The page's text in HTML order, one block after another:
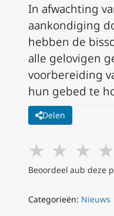
In afwachting
aankondiging
hebben de
alle gelovigen
voorbereiding
hun gebed te
Delen
★ ★ ★ ★
Beoordeel aub deze
Categorieën: Nieuws